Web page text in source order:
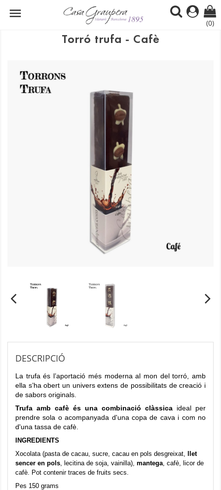

(0)
Torró trufa - Cafè
DESCRIPCIÓ
La trufa és l’aportació més moderna al mon del torró, amb
ella s’ha obert un univers extens de possibilitats de creació i
de sabors originals.
Trufa amb cafè és una combinació clàssica ideal per
prendre sola o acompanyada d'una copa de cava i com no
d'una tassa de cafè.
INGREDIENTS
Xocolata (pasta de cacau, sucre, cacau en pols desgreixat, llet
sencer en pols , lecitina de soja, vainilla), mantega , cafè, licor de
cafè. Pot contenir traces de fruits secs.
Pes 150 grams